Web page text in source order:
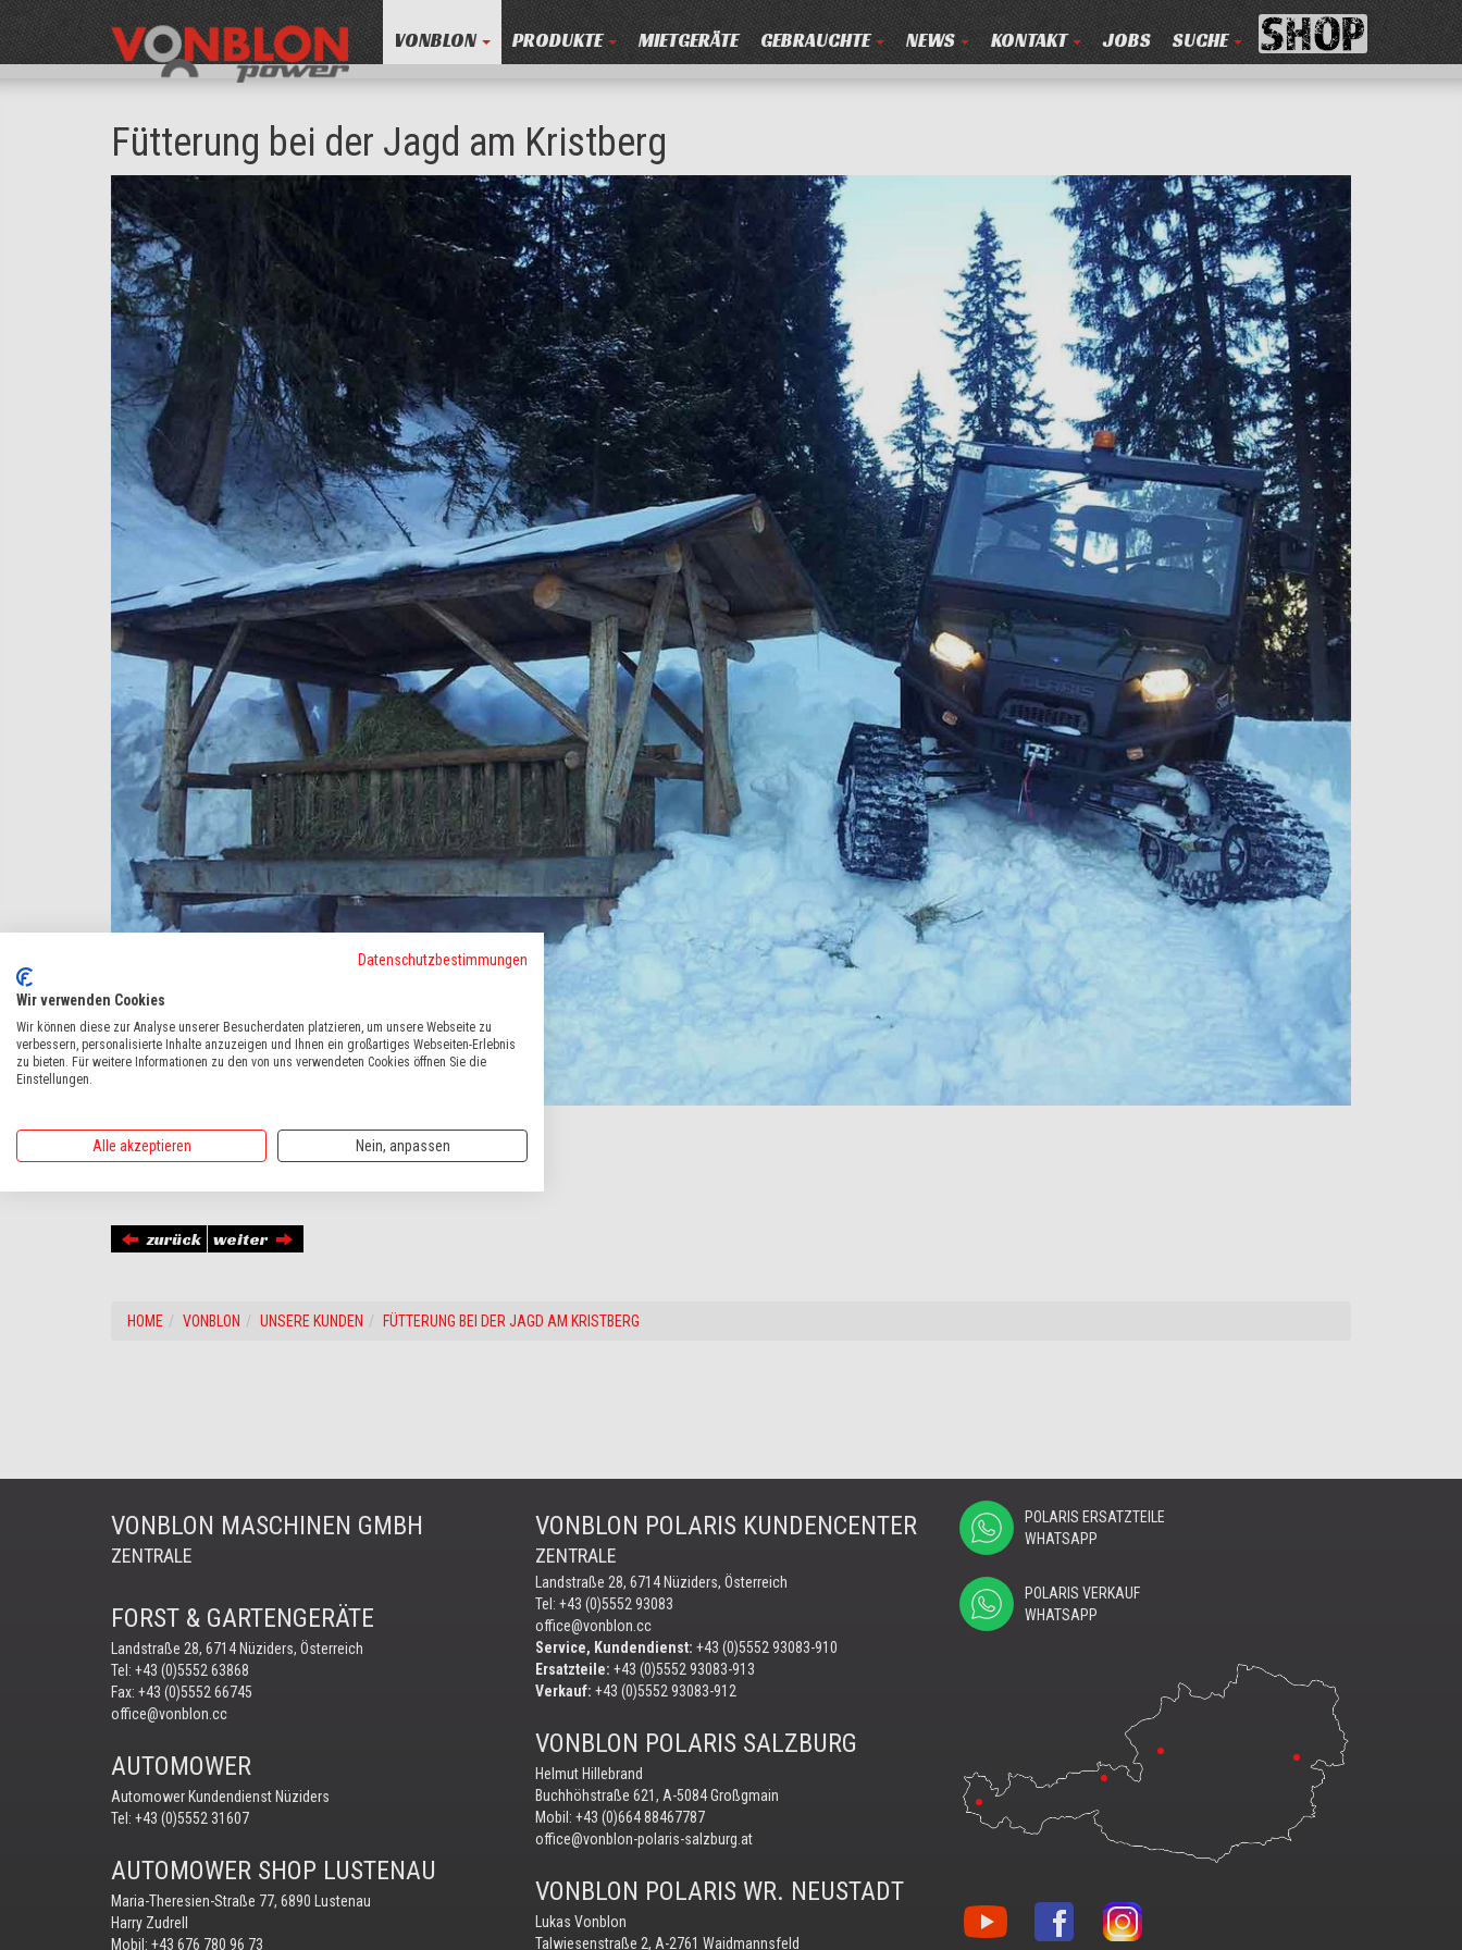
VONBLON PRODUKTE MIETGERÄTE GEBRAUCHTE NEWS KONTAKT JOBS SUCHE
Fütterung bei der Jagd am Kristberg
...mit Polaris Ranger Bestückung mit Kabine und Raupen
zurück weiter
HOME VONBLON UNSERE KUNDEN FÜTTERUNG BEI DER JAGD AM KRISTBERG
VONBLON MASCHINEN GMBH
ZENTRALE
FORST & GARTENGERÄTE
Landstraße 28, 6714 Nüziders, Österreich
Tel: +43 (0)5552 63868
Fax: +43 (0)5552 66745
office@vonblon.cc
AUTOMOWER
Automower Kundendienst Nüziders
Tel: +43 (0)5552 31607
AUTOMOWER SHOP LUSTENAU
Maria-Theresien-Straße 77, 6890 Lustenau
Harry Zudrell
Mobil: +43 676 780 96 73
VONBLON POLARIS KUNDENCENTER
ZENTRALE
Landstraße 28, 6714 Nüziders, Österreich
Tel: +43 (0)5552 93083
office@vonblon.cc
Service, Kundendienst: +43 (0)5552 93083-910
Ersatzteile: +43 (0)5552 93083-913
Verkauf: +43 (0)5552 93083-912
VONBLON POLARIS SALZBURG
Helmut Hillebrand
Buchhöhstraße 621, A-5084 Großgmain
Mobil: +43 (0)664 88467787
office@vonblon-polaris-salzburg.at
VONBLON POLARIS WR. NEUSTADT
Lukas Vonblon
Talwiesenstraße 2, A-2761 Waidmannsfeld
POLARIS ERSATZTEILE
WHATSAPP
POLARIS VERKAUF
WHATSAPP
Vonblon
auf
Vonblon
Vonblon
auf
Datenschutzbestimmungen
Wir verwenden Cookies
Wir können diese zur Analyse unserer Besucherdaten platzieren, um unsere Webseite zu
verbessern, personalisierte Inhalte anzuzeigen und Ihnen ein großartiges Webseiten-Erlebnis
zu bieten. Für weitere Informationen zu den von uns verwendeten Cookies öffnen Sie die
Einstellungen.
Alle akzeptieren Nein, anpassen